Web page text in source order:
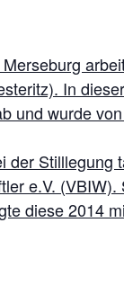
In
und wurde
der Stilllegung
e.V. (VBIW).
diese 2014